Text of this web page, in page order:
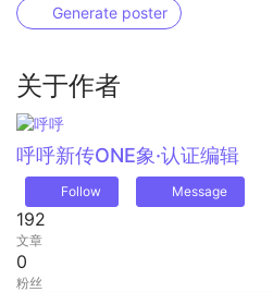
Generate poster
关于作者
呼呼新传ONE象·认证编辑
Follow Message
192
文章
0
粉丝